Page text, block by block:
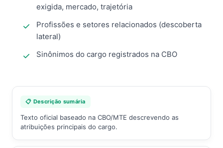
exigida, mercado, trajetória
Profissões e setores relacionados (descoberta
lateral)
Sinônimos do cargo registrados na CBO
📋 Descrição sumária
Texto oficial baseado na CBO/MTE descrevendo as
atribuições principais do cargo.